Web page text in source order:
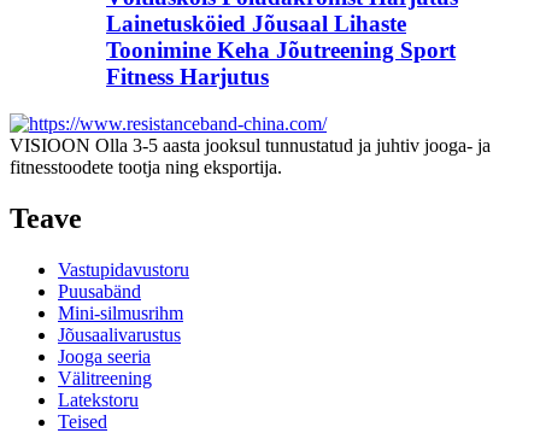
Lainetusköied Jõusaal Lihaste
Toonimine Keha Jõutreening Sport
Fitness Harjutus
VISIOON Olla 3-5 aasta jooksul tunnustatud ja juhtiv jooga- ja
fitnesstoodete tootja ning eksportija.
Teave
Vastupidavustoru
Puusabänd
Mini-silmusrihm
Jõusaalivarustus
Jooga seeria
Välitreening
Latekstoru
Teised